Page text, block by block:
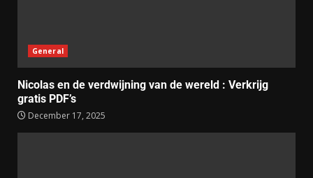
General
Nicolas en de verdwijning van de wereld : Verkrijg
gratis PDF’s
December 17, 2025